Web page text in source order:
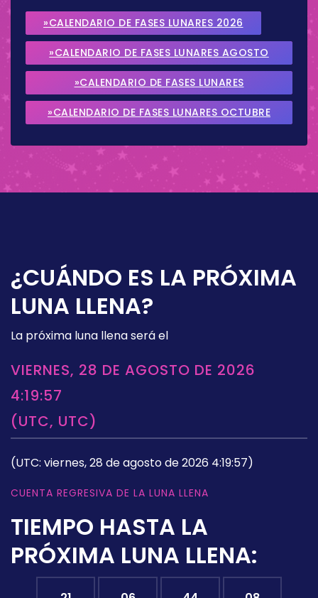
»CALENDARIO DE FASES LUNARES 2026
»CALENDARIO DE FASES LUNARES AGOSTO
2026
»CALENDARIO DE FASES LUNARES
SEPTIEMBRE 2026
»CALENDARIO DE FASES LUNARES OCTUBRE
¿CUÁNDO ES LA PRÓXIMA
LUNA LLENA?
La próxima luna llena será el
VIERNES, 28 DE AGOSTO DE 2026
4:19:57
(UTC, UTC)
(UTC: viernes, 28 de agosto de 2026 4:19:57)
CUENTA REGRESIVA DE LA LUNA LLENA
TIEMPO HASTA LA
PRÓXIMA LUNA LLENA: